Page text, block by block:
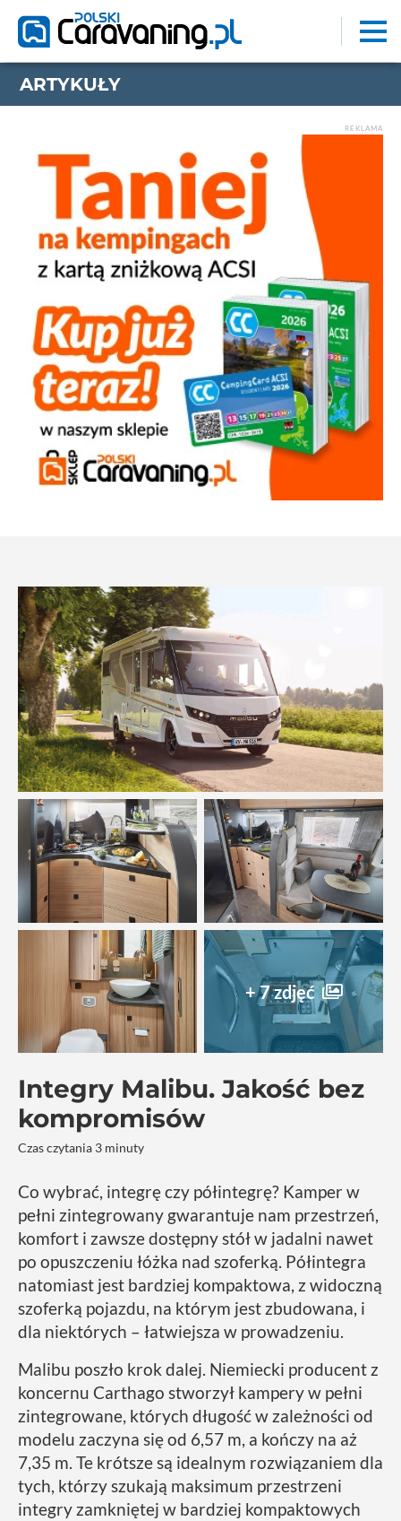
ARTYKUŁY
REKLAMA
+ 7 zdjęć
Integry Malibu. Jakość bez
kompromisów
Czas czytania 3 minuty
Co wybrać, integrę czy półintegrę? Kamper w
pełni zintegrowany gwarantuje nam przestrzeń,
komfort i zawsze dostępny stół w jadalni nawet
po opuszczeniu łóżka nad szoferką. Półintegra
natomiast jest bardziej kompaktowa, z widoczną
szoferką pojazdu, na którym jest zbudowana, i
dla niektórych – łatwiejsza w prowadzeniu.
Malibu poszło krok dalej. Niemiecki producent z
koncernu Carthago stworzył kampery w pełni
zintegrowane, których długość w zależności od
modelu zaczyna się od 6,57 m, a kończy na aż
7,35 m. Te krótsze są idealnym rozwiązaniem dla
tych, którzy szukają maksimum przestrzeni
integry zamkniętej w bardziej kompaktowych